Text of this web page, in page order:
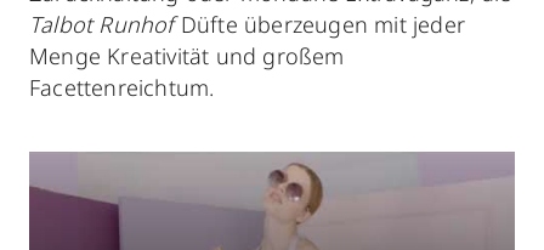
Talbot RunhofDüfte überzeugen mit jeder
Menge Kreativität und großem
Facettenreichtum.